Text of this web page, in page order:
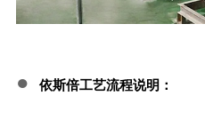
● 依斯倍工艺流程说明：